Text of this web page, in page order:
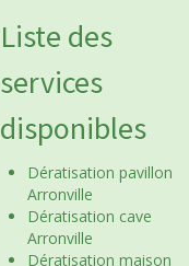
Liste des
services
disponibles
Dératisation pavillon
Arronville
Dératisation cave
Arronville
Dératisation maison